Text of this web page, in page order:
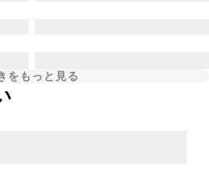
をもっと見る